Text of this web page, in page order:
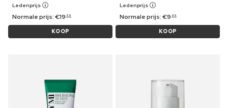
Ledenprijs
Normale prijs:€19 99
KOOP
Ledenprijs
Normale prijs:€9 99
KOOP